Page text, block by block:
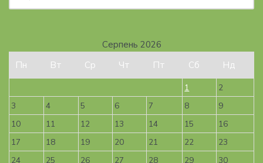
Серпень 2026
Пн
Вт Ср Чт Пт Сб Нд
1
2
3
4 5 6 7 8
9
10
11 12 13 14 15
16
17
18 19 20 21 22
23
24
25 26 27 28 29 30